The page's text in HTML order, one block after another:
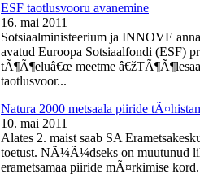
ESF taotlusvooru avanemine
16. mai 2011
Sotsiaalministeerium ja INNOVE
avatud Euroopa Sotsiaalfondi (ESF)
tÃ¶Ã¶eluâ€œ meetme
taotlusvoor...
Natura 2000 metsaala piiride
10. mai 2011
Alates 2. maist saab SA
toetust. NÃ¼Ã¼dseks on muutunud
erametsamaa piiride mÃ¤rkimise